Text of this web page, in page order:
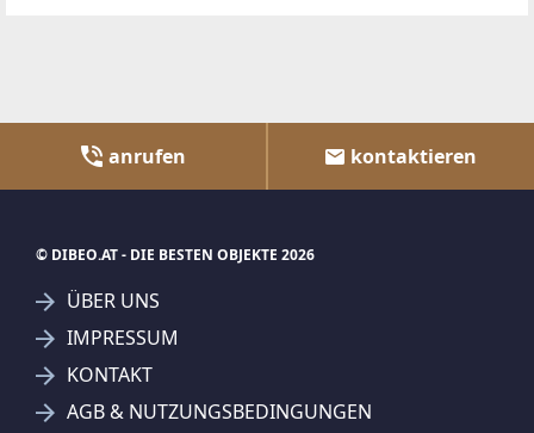
anrufen kontaktieren
© DIBEO.AT - DIE BESTEN OBJEKTE 2026
ÜBER UNS
IMPRESSUM
KONTAKT
AGB & NUTZUNGSBEDINGUNGEN